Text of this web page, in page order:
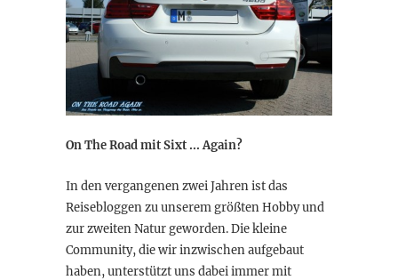
On The Road mit Sixt ... Again?
In den vergangenen zwei Jahren ist das
Reisebloggen zu unserem größten Hobby und
zur zweiten Natur geworden. Die kleine
Community, die wir inzwischen aufgebaut
haben, unterstützt uns dabei immer mit